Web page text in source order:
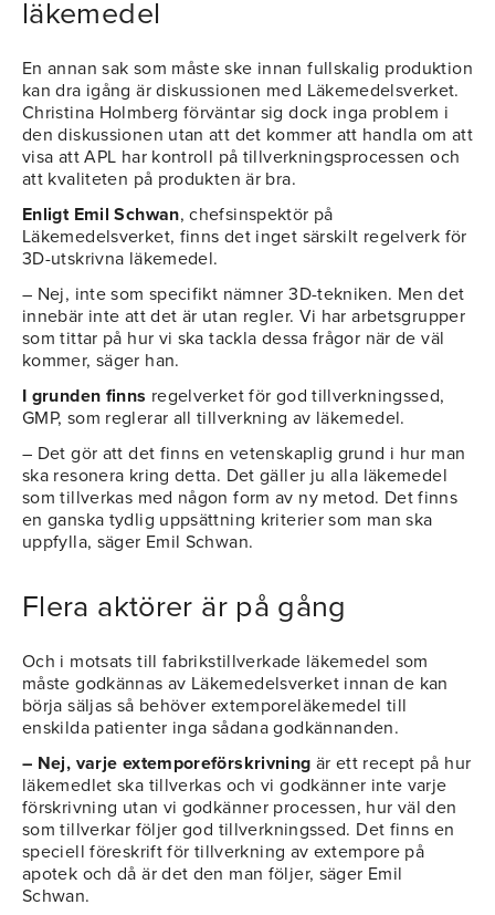
läkemedel
En annan sak som måste ske innan fullskalig produktion
kan dra igång är diskussionen med Läkemedelsverket.
Christina Holmberg förväntar sig dock inga problem i
den diskussionen utan att det kommer att handla om att
visa att APL har kontroll på tillverkningsprocessen och
att kvaliteten på produkten är bra.
Enligt Emil Schwan, chefsinspektör på
Läkemedelsverket, finns det inget särskilt regelverk för
3D-utskrivna läkemedel.
– Nej, inte som specifikt nämner 3D-tekniken. Men det
innebär inte att det är utan regler. Vi har arbetsgrupper
som tittar på hur vi ska tackla dessa frågor när de väl
kommer, säger han.
I grunden finns regelverket för god tillverkningssed,
GMP, som reglerar all tillverkning av läkemedel.
– Det gör att det finns en vetenskaplig grund i hur man
ska resonera kring detta. Det gäller ju alla läkemedel
som tillverkas med någon form av ny metod. Det finns
en ganska tydlig uppsättning kriterier som man ska
uppfylla, säger Emil Schwan.
Flera aktörer är på gång
Och i motsats till fabrikstillverkade läkemedel som
måste godkännas av Läkemedelsverket innan de kan
börja säljas så behöver extemporeläkemedel till
enskilda patienter inga sådana godkännanden.
– Nej, varje extemporeförskrivning är ett recept på hur
läkemedlet ska tillverkas och vi godkänner inte varje
förskrivning utan vi godkänner processen, hur väl den
som tillverkar följer god tillverkningssed. Det finns en
speciell föreskrift för tillverkning av extempore på
apotek och då är det den man följer, säger Emil
Schwan.